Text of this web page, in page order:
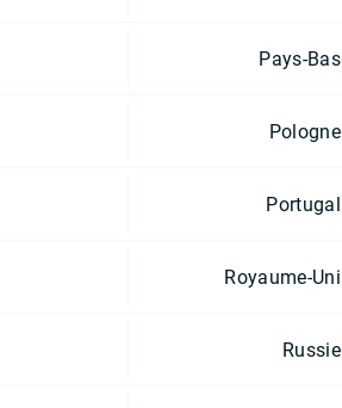
Pays-Bas
Pologne
Portugal
Royaume-Uni
Russie